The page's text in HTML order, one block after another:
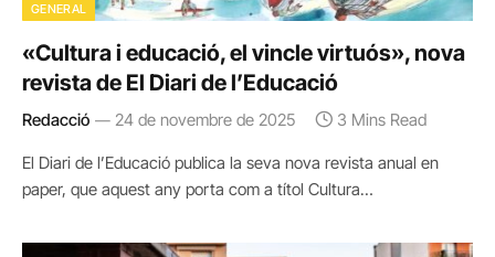
GENERAL
«Cultura i educació, el vincle virtuós», nova
revista de El Diari de l’Educació
Redacció 24 de novembre de 2025 3 Mins Read
El Diari de l’Educació publica la seva nova revista anual en
paper, que aquest any porta com a títol Cultura…